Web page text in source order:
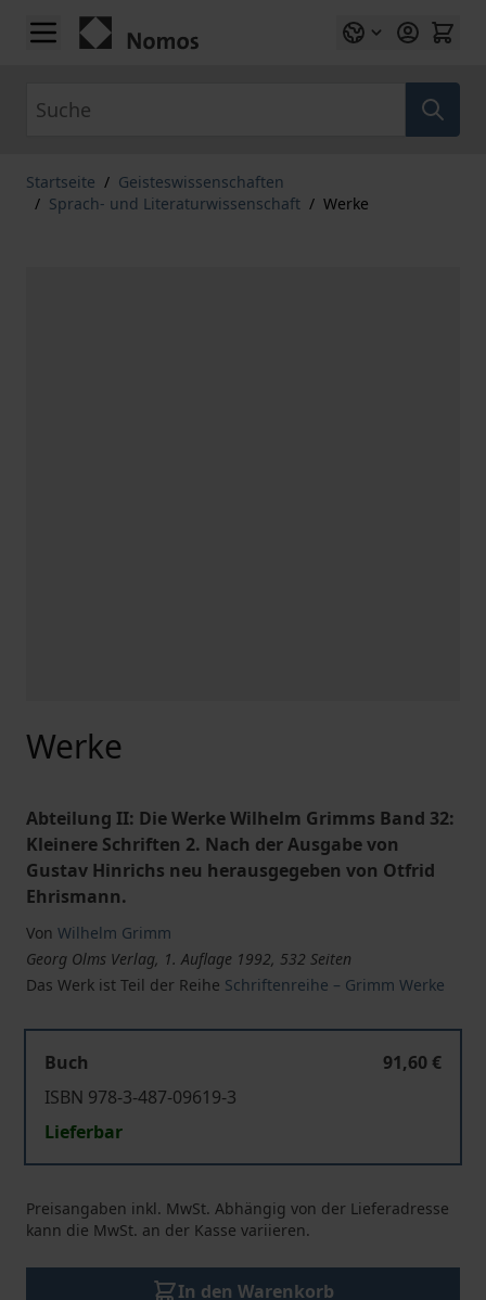
Zum Inhalt springen
Startseite / Geisteswissenschaften
/ Sprach- und Literaturwissenschaft / Werke
Werke
Abteilung II: Die Werke Wilhelm Grimms Band 32:
Kleinere Schriften 2. Nach der Ausgabe von
Gustav Hinrichs neu herausgegeben von Otfrid
Ehrismann.
Von Wilhelm Grimm
Georg Olms Verlag, 1. Auflage 1992, 532 Seiten
Das Werk ist Teil der Reihe Schriftenreihe – Grimm Werke
Buch
91,60 €
ISBN 978-3-487-09619-3
Lieferbar
Preisangaben inkl. MwSt. Abhängig von der Lieferadresse
kann die MwSt. an der Kasse variieren.
In den Warenkorb